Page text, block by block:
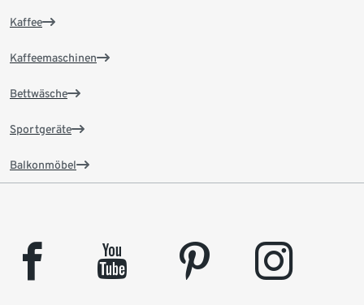
Kaffee
Kaffeemaschinen
Bettwäsche
Sportgeräte
Balkonmöbel
facebook youtube pinterest instagram